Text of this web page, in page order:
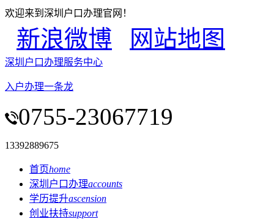
欢迎来到深圳户口办理官网！
新浪微博 网站地图
深圳户口办理服务中心
入户办理一条龙
0755-23067719
13392889675
首页home
深圳户口办理accounts
学历提升ascension
创业扶持support